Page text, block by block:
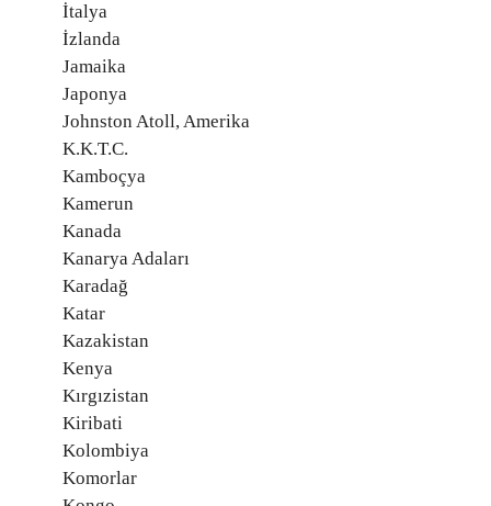
İtalya
İzlanda
Jamaika
Japonya
Johnston Atoll, Amerika
K.K.T.C.
Kamboçya
Kamerun
Kanada
Kanarya Adaları
Karadağ
Katar
Kazakistan
Kenya
Kırgızistan
Kiribati
Kolombiya
Komorlar